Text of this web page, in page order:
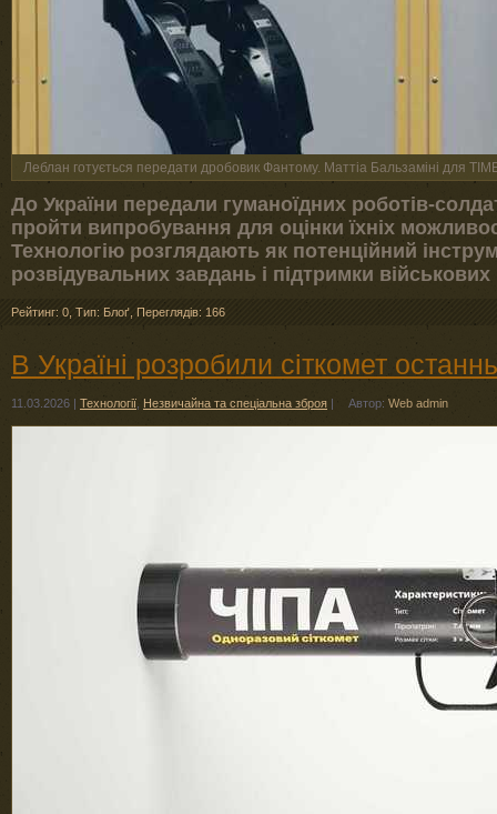
Леблан готується передати дробовик Фантому. Маттіа Бальзаміні для
До України передали гуманоїдних роботів-
пройти випробування для оцінки їхніх
Технологію розглядають як потенційний
розвідувальних завдань і підтримки
Рейтинг: 0 Тип: Блоґ Переглядів: 166
В Україні розробили сіткомет
11.03.2026 | Технології Незвичайна та спеціальна зброя | Автор: Web admin